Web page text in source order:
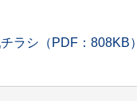
ラシ（PDF：808KB）